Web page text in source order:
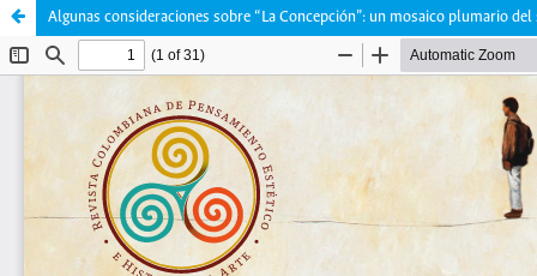
Algunas consideraciones sobre “La Concepción”: un mosaico plumario